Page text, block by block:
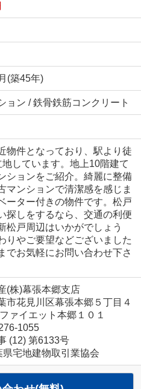
(築45年)
ョン / 鉄骨鉄筋コンクリート
物件となっており、駅より徒
しています。地上10階建て
ションをご紹介。綺麗に整備
マンションで清潔感を感じま
ーター付きの物件です。松戸
探しをするなら、交通の利便
松戸周辺はいかがでしょう
りやご要望などございました
でお気軽にお問い合わせ下さ
(株)幕張本郷支店
市花見川区幕張本郷５丁目４
ァイエット本郷１０１
1055
(12) 第6133号
県宅地建物取引業協会